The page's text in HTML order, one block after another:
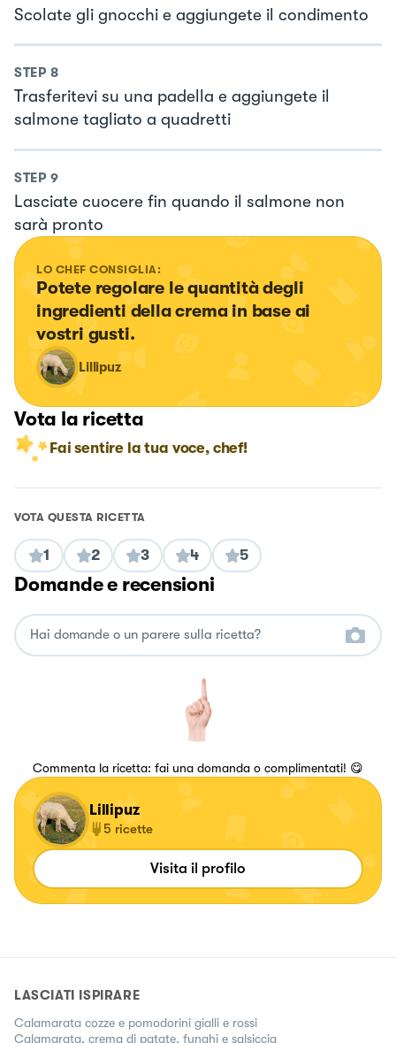
Scolate gli gnocchi e aggiungete il condimento
STEP 8
Trasferitevi su una padella e aggiungete il
salmone tagliato a quadretti
STEP 9
Lasciate cuocere fin quando il salmone non
sarà pronto
LO CHEF CONSIGLIA:
Potete regolare le quantità degli
ingredienti della crema in base ai
vostri gusti.
Lillipuz
Vota la ricetta
Fai sentire la tua voce, chef!
VOTA QUESTA RICETTA
1 2 3 4 5
Domande e recensioni
Commenta la ricetta: fai una domanda o complimentati! 😋
Lillipuz
5 ricette
Visita il profilo
LASCIATI ISPIRARE
Calamarata cozze e pomodorini gialli e rossi
Calamarata, crema di patate, funghi e salsiccia